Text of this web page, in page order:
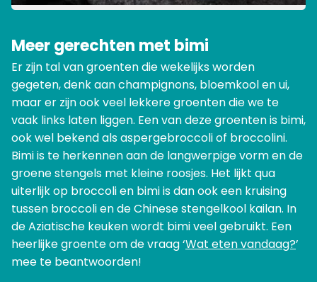
Meer gerechten met bimi
Er zijn tal van groenten die wekelijks worden
gegeten, denk aan champignons, bloemkool en ui,
maar er zijn ook veel lekkere groenten die we te
vaak links laten liggen. Een van deze groenten is bimi,
ook wel bekend als aspergebroccoli of broccolini.
Bimi is te herkennen aan de langwerpige vorm en de
groene stengels met kleine roosjes. Het lijkt qua
uiterlijk op broccoli en bimi is dan ook een kruising
tussen broccoli en de Chinese stengelkool kailan. In
de Aziatische keuken wordt bimi veel gebruikt. Een
heerlijke groente om de vraag ‘Wat eten vandaag?’
mee te beantwoorden!